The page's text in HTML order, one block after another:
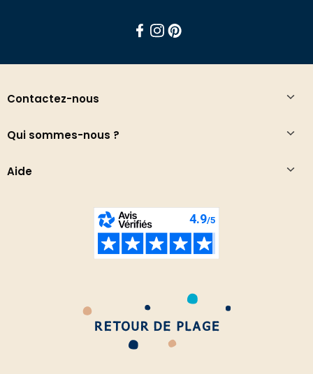
Contactez-nous
Qui sommes-nous ?
Aide